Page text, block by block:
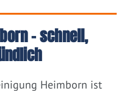
– schnell,
Heimborn ist